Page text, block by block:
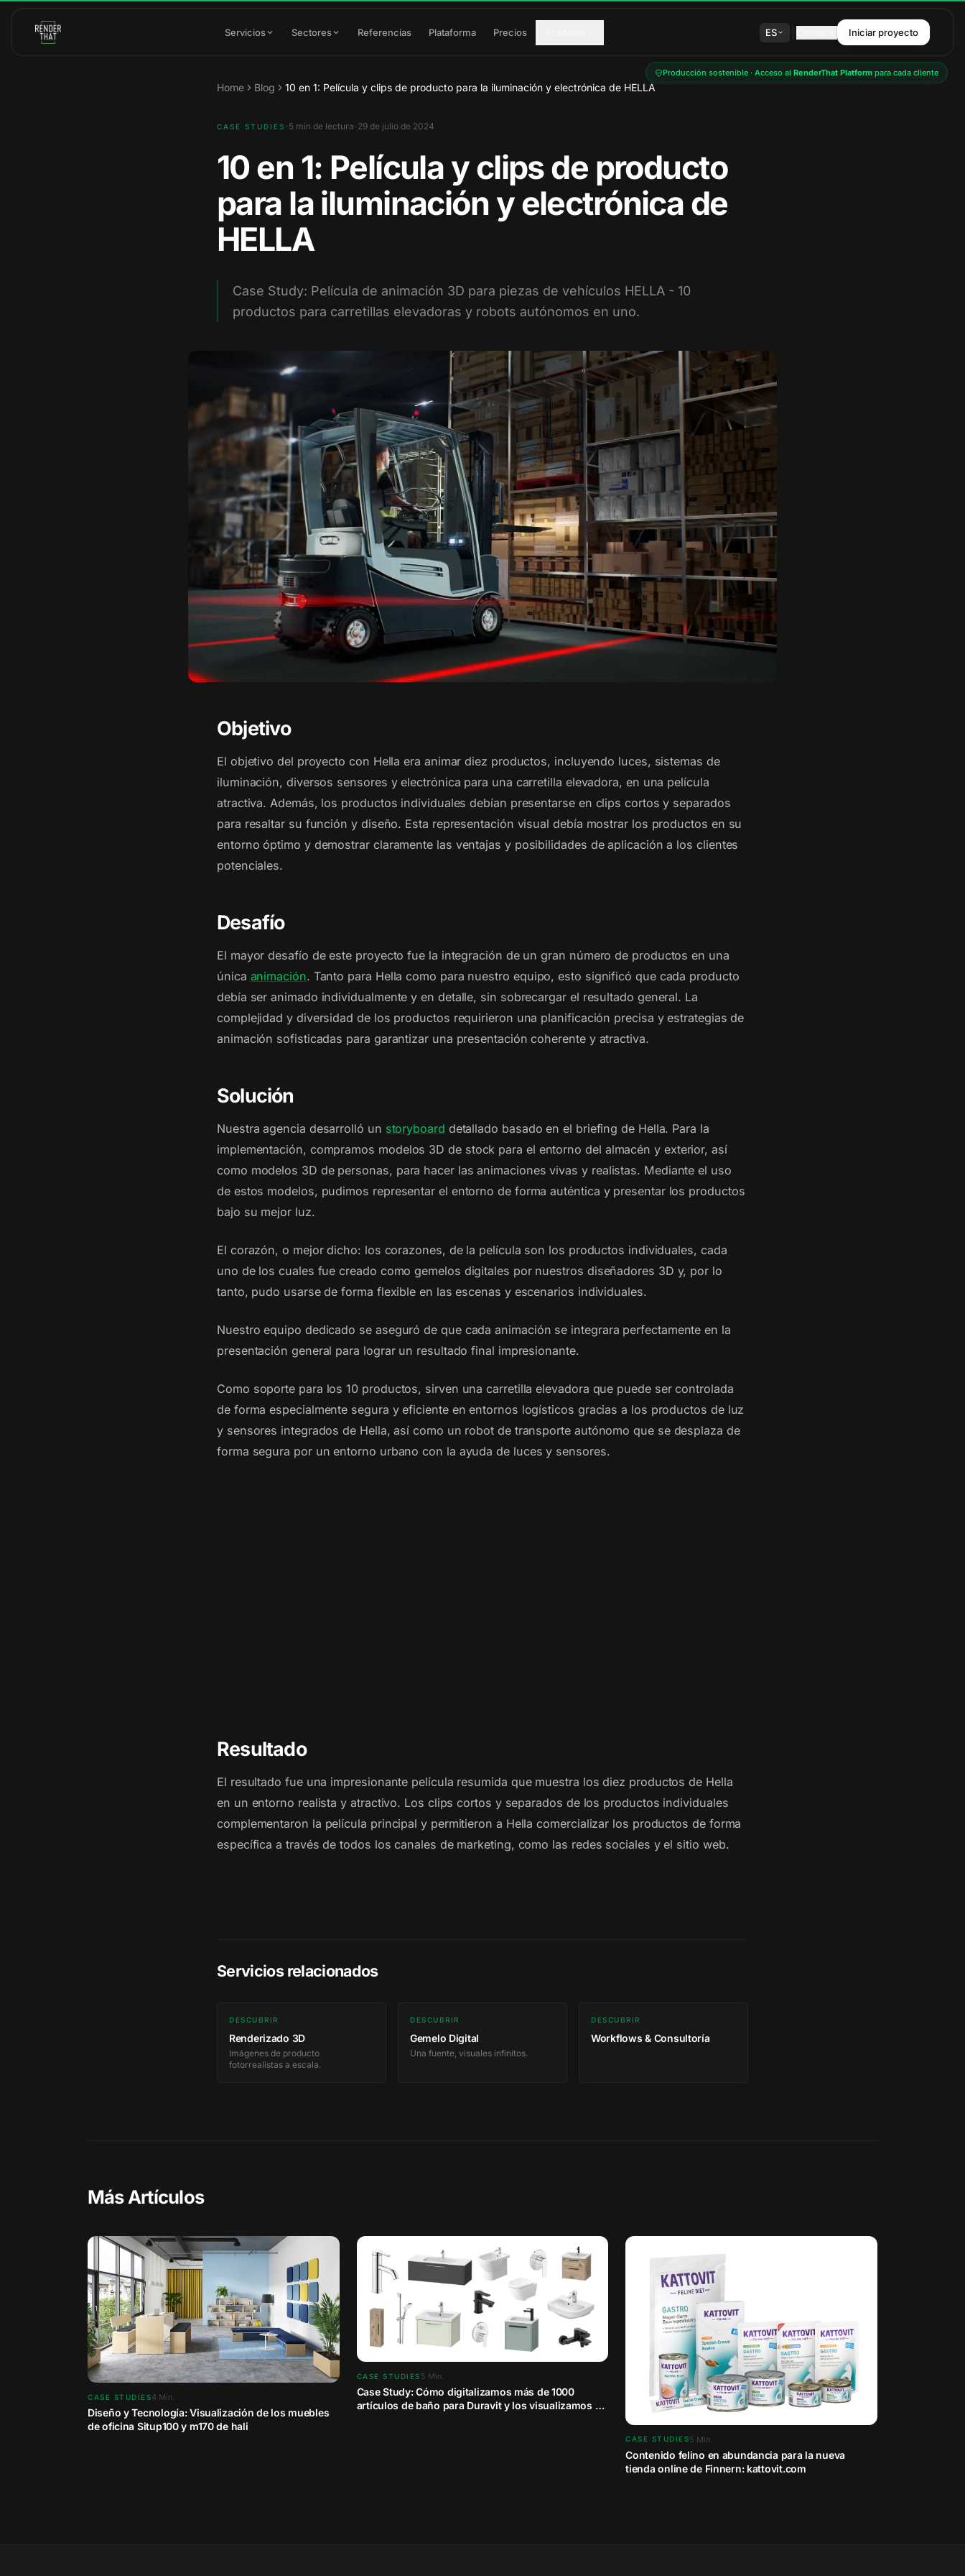
Servicios Sectores Referencias Plataforma Precios ES Iniciar proyecto
Producción sostenible · Acceso al RenderThat Platform para cada cliente
Home Blog 10 en 1: Película y clips de producto para la iluminación y electrónica de HELLA
CASE STUDIES · 5 min de lectura · 29 de julio de 2024
10 en 1: Película y clips de producto
para la iluminación y electrónica de
HELLA
Case Study: Película de animación 3D para piezas de vehículos HELLA - 10
productos para carretillas elevadoras y robots autónomos en uno.
Objetivo
El objetivo del proyecto con Hella era animar diez productos, incluyendo luces, sistemas de
iluminación, diversos sensores y electrónica para una carretilla elevadora, en una película
atractiva. Además, los productos individuales debían presentarse en clips cortos y separados
para resaltar su función y diseño. Esta representación visual debía mostrar los productos en su
entorno óptimo y demostrar claramente las ventajas y posibilidades de aplicación a los clientes
potenciales.
Desafío
El mayor desafío de este proyecto fue la integración de un gran número de productos en una
única animación. Tanto para Hella como para nuestro equipo, esto significó que cada producto
debía ser animado individualmente y en detalle, sin sobrecargar el resultado general. La
complejidad y diversidad de los productos requirieron una planificación precisa y estrategias de
animación sofisticadas para garantizar una presentación coherente y atractiva.
Solución
Nuestra agencia desarrolló un storyboard detallado basado en el briefing de Hella. Para la
implementación, compramos modelos 3D de stock para el entorno del almacén y exterior, así
como modelos 3D de personas, para hacer las animaciones vivas y realistas. Mediante el uso
de estos modelos, pudimos representar el entorno de forma auténtica y presentar los productos
bajo su mejor luz.
El corazón, o mejor dicho: los corazones, de la película son los productos individuales, cada
uno de los cuales fue creado como gemelos digitales por nuestros diseñadores 3D y, por lo
tanto, pudo usarse de forma flexible en las escenas y escenarios individuales.
Nuestro equipo dedicado se aseguró de que cada animación se integrara perfectamente en la
presentación general para lograr un resultado final impresionante.
Como soporte para los 10 productos, sirven una carretilla elevadora que puede ser controlada
de forma especialmente segura y eficiente en entornos logísticos gracias a los productos de luz
y sensores integrados de Hella, así como un robot de transporte autónomo que se desplaza de
forma segura por un entorno urbano con la ayuda de luces y sensores.
Resultado
El resultado fue una impresionante película resumida que muestra los diez productos de Hella
en un entorno realista y atractivo. Los clips cortos y separados de los productos individuales
complementaron la película principal y permitieron a Hella comercializar los productos de forma
específica a través de todos los canales de marketing, como las redes sociales y el sitio web.
Servicios relacionados
DESCUBRIR
Renderizado 3D
Imágenes de producto
fotorrealistas a escala.
DESCUBRIR
Gemelo Digital
Una fuente, visuales infinitos.
DESCUBRIR
Workflows & Consultoría
Más Artículos
CASE STUDIES4 Min.
Diseño y Tecnología: Visualización de los muebles
de oficina Situp100 y m170 de hali
CASE STUDIES 5 Min.
Case Study: Cómo digitalizamos más de 1000
artículos de baño para Duravit y los visualizamos X
CASE STUDIES5 Min.
Contenido felino en abundancia para la nueva
tienda online de Finnern: kattovit.com